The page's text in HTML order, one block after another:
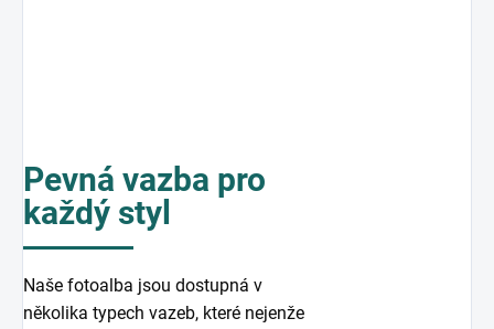
Pevná vazba pro
každý styl
Naše fotoalba jsou dostupná v
několika typech vazeb, které nejenže